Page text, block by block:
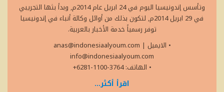
وتأسس إندونيسيا اليوم في 24 ابريل عام 2014م, وبدأ بثها التجريبي
في 29 ابريل 2014م, لتكون بذلك من أوائل وكالة أنباء في إندونيسيا
توفر رسمياً خدمة الأخبار بالعربية.
• الايميل
anas@indonesiaalyoum.com |
info@indonesiaalyoum.com
• الهاتف: 3764-1100-6281+
اقرأ أكثر...